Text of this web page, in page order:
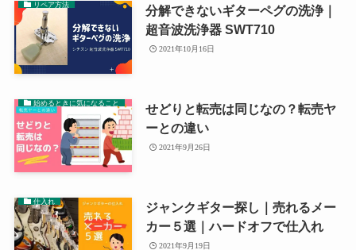
リペア方法
分解できないギターペグの洗浄｜
超音波洗浄器 SWT710
2021年10月16日
始めるときに気になること
せどりと転売は同じなの？転売ヤ
ーとの違い
2021年9月26日
仕入れ
ジャンクギター探し｜売れるメー
カー５選｜ハードオフで仕入れ
2021年9月19日